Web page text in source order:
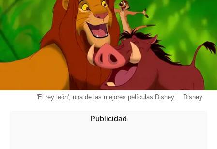
'El rey león', una de las mejores películas Disney Disney